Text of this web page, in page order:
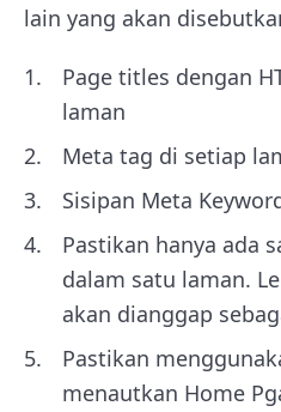
lain yang akan
Page titles dengan
laman
Meta tag di setiap
Sisipan Meta
Pastikan hanya ada
dalam satu laman.
akan dianggap
Pastikan
menautkan Home